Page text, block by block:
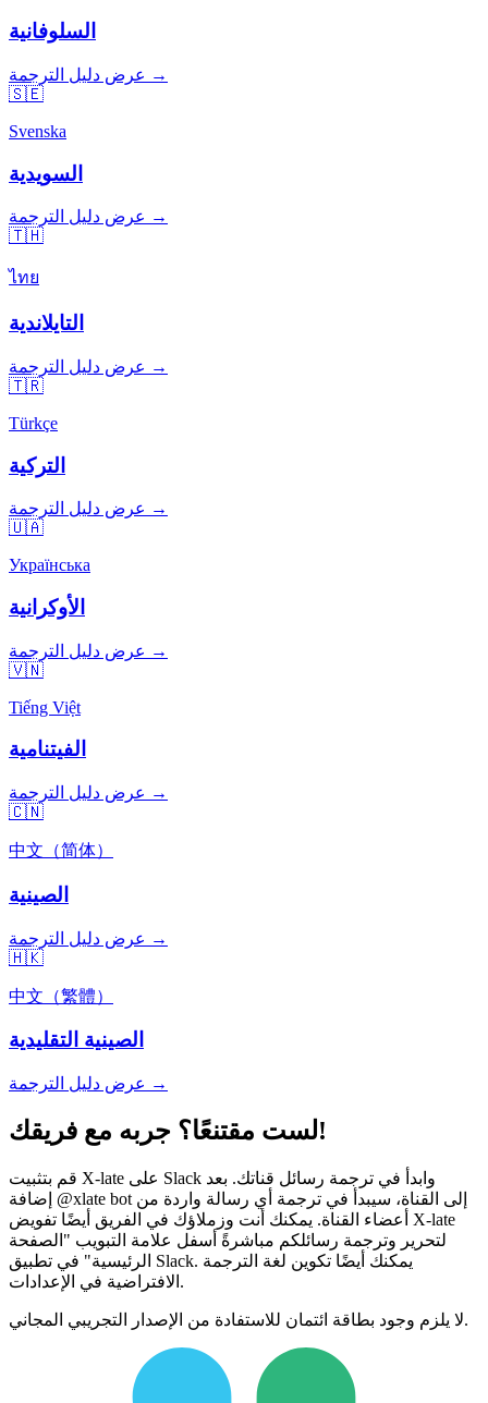
السلوفانية
عرض دليل الترجمة →
🇸🇪
Svenska
السويدية
عرض دليل الترجمة →
🇹🇭
ไทย
التايلاندية
عرض دليل الترجمة →
🇹🇷
Türkçe
التركية
عرض دليل الترجمة →
🇺🇦
Українська
الأوكرانية
عرض دليل الترجمة →
🇻🇳
Tiếng Việt
الفيتنامية
عرض دليل الترجمة →
🇨🇳
中文（简体）
الصينية
عرض دليل الترجمة →
🇭🇰
中文（繁體）
الصينية التقليدية
عرض دليل الترجمة →
لست مقتنعًا؟ جربه مع فريقك!
قم بتثبيت X-late على Slack وابدأ في ترجمة رسائل قناتك. بعد
إضافة @xlate bot إلى القناة، سيبدأ في ترجمة أي رسالة واردة من
أعضاء القناة. يمكنك أنت وزملاؤك في الفريق أيضًا تفويض X-late
لتحرير وترجمة رسائلكم مباشرةً أسفل علامة التبويب "الصفحة
الرئيسية" في تطبيق Slack. يمكنك أيضًا تكوين لغة الترجمة
الافتراضية في الإعدادات.
لا يلزم وجود بطاقة ائتمان للاستفادة من الإصدار التجريبي المجاني.